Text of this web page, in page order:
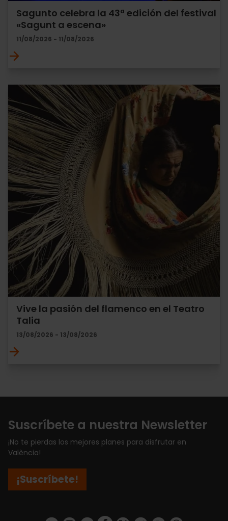
Sagunto celebra la 43ª edición del festival
«Sagunt a escena»
11/08/2026 - 11/08/2026
Vive la pasión del flamenco en el Teatro
Talia
13/08/2026 - 13/08/2026
Suscríbete a nuestra Newsletter
¡No te pierdas los mejores planes para disfrutar en
València!
¡Suscríbete!